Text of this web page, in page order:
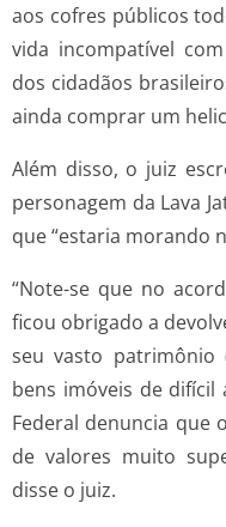
aos cofres públicos
vida incompatível
dos cidadãos
ainda comprar um
Além disso, o juiz
personagem da Lava
que “estaria morando
“Note-se que no
ficou obrigado a
seu vasto patrimônio
bens imóveis de difícil
Federal denuncia que
de valores muito
disse o juiz.